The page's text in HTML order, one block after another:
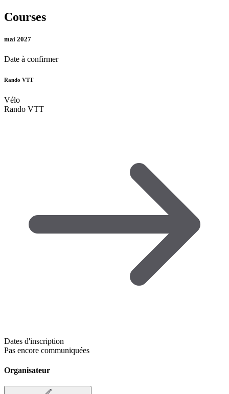
Courses
mai 2027
Date à confirmer
Rando VTT
Vélo
Rando VTT
Dates d'inscription
Pas encore communiquées
Organisateur